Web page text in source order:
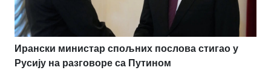
Ирански министар спољних послова стигао у
Русију на разговоре са Путином